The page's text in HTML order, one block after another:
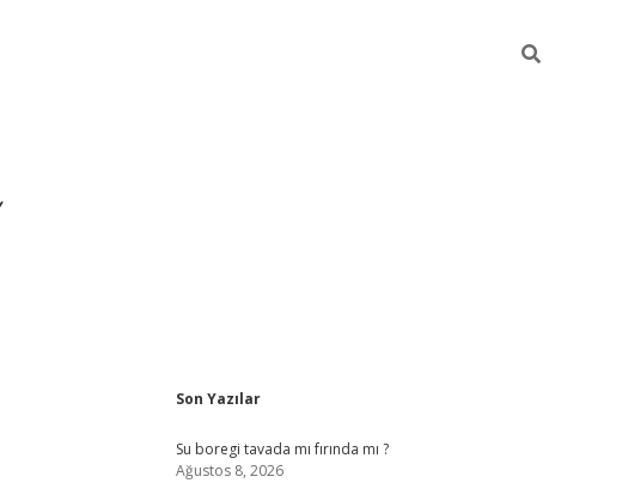
Sidebar
Son Yazılar
Su boregi tavada mı fırında mı ?
Ağustos 8, 2026
ilbetvd casino giriş